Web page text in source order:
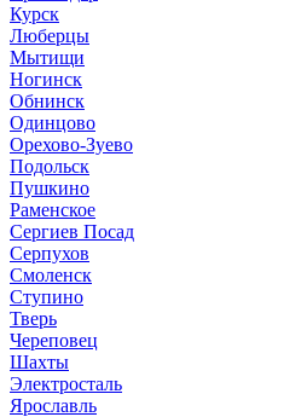
Курск
Люберцы
Мытищи
Ногинск
Обнинск
Одинцово
Орехово-Зуево
Подольск
Пушкино
Раменское
Сергиев Посад
Серпухов
Смоленск
Ступино
Тверь
Череповец
Шахты
Электросталь
Ярославль